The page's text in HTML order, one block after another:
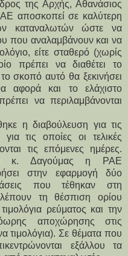
της Αρχής, Αθανάσιος
αποσκοπεί σε καλύτερη
καταναλωτών ώστε να
που αναλαμβάνουν και να
είτε σταθερό (χωρίς
πρέπει να διαθέτει το
σκοπό αυτό θα ξεκινήσει
αφορά και το ελάχιστο
να περιλαμβάνονται
η διαβούλευση για τις
τις οποίες οι τελικές
τις επόμενες ημέρες.
κ. Δαγούμας η ΡΑΕ
στην εφαρμογή δύο
που τέθηκαν στη
τη θέσπιση ορίου
ρεύματος και την
αποχώρησης στις
τιμολόγια). Σε θέματα που
εξάλλου τα